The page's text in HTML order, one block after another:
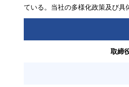
ている。当社の多様化政策及び具
取締